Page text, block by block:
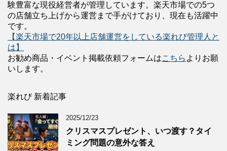
験豊富な現役経営者が管理しています。楽天市場での5つ
の店舗立ち上げから運営まで手がけており、現在も活躍中
です。
【楽天市場で20年以上店舗運営をしている楽れび管理人と
は】
お勧め商品・イベント掲載依頼フォームはこちら よりお願
いします。
楽れび 新着記事
2025/12/23
クリスマスプレゼント、いつ渡す？タイ
ミング問題の意外な答え